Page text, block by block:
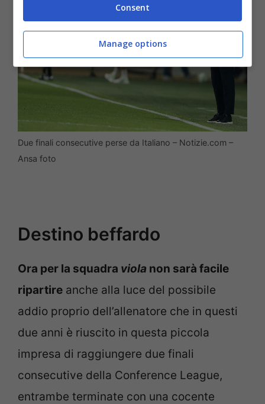
Due finali consecutive perse da Italiano – Notizie.com –
Ansa foto
Destino beffardo
Ora per la squadra viola non sarà facile
ripartire anche alla luce del possibile
addio proprio dell’allenatore che in questi
due anni è riuscito in questa piccola
impresa di raggiungere due finali
consecutive della Conference League,
entrambe terminate con una cocente
Consent
Manage options